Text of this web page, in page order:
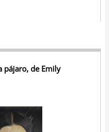
pájaro, de Emily